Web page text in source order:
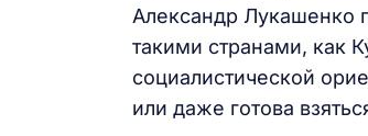
Александр Лукашенко
такими странами, как
социалистической
или даже готова